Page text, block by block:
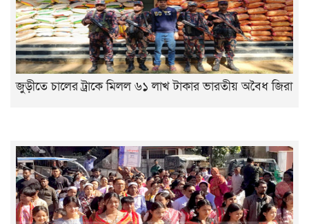
জুড়ীতে চালের ট্রাকে মিলল ৬১ লাখ টাকার ভারতীয় অবৈধ জিরা